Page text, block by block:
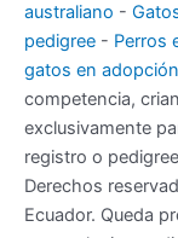
australiano -
pedigree - Perros
gatos en adopción
competencia,
exclusivamente
registro o
Derechos
Ecuador. Queda